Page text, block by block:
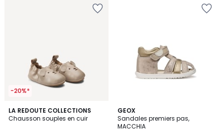
-20%*
LA REDOUTE COLLECTIONS
Chausson souples en cuir
5
/
GEOX
Sandales premiers pas,
MACCHIA